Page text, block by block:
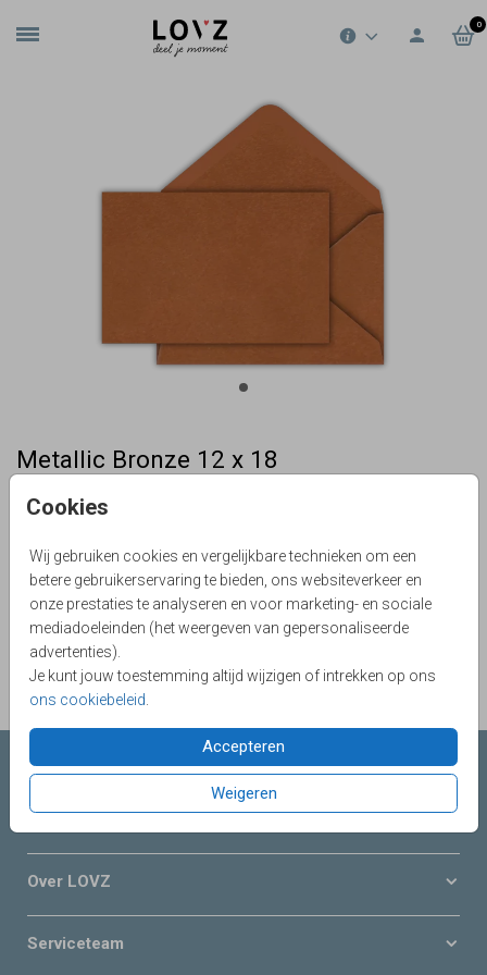
0
Cookies
Wij gebruiken cookies en vergelijkbare technieken om een
betere gebruikerservaring te bieden, ons websiteverkeer en
onze prestaties te analyseren en voor marketing- en sociale
mediadoeleinden (het weergeven van gepersonaliseerde
advertenties).
Je kunt jouw toestemming altijd wijzigen of intrekken op ons
ons cookiebeleid
Accepteren
Weigeren
Metallic Bronze 12 x 18
Aantal
OMSCHRIJVING
metallic bronze 12 x 18
Prijs:€ 0,60 per 1
Collecties LOVZ
Over LOVZ
Serviceteam